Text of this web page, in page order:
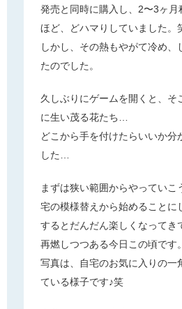
発売と同時に購入し、2〜3ヶ月
ほど、どハマりしていました。
しかし、その熱もやがて冷め、
たのでした。
久しぶりにゲームを開くと、そ
に生い茂る花たち…
どこから手を付けたらいいか分
した…
まずは狭い範囲からやっていこ
宅の模様替えから始めることに
するとだんだん楽しくなってき
再燃しつつある今日この頃です。
写真は、自宅のお気に入りの一
ている様子です♪笑